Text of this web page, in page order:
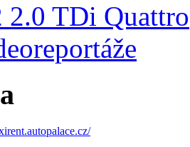
2.0 TDi Quattro